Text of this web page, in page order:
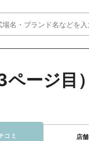
ージ目）
コミ 店舗